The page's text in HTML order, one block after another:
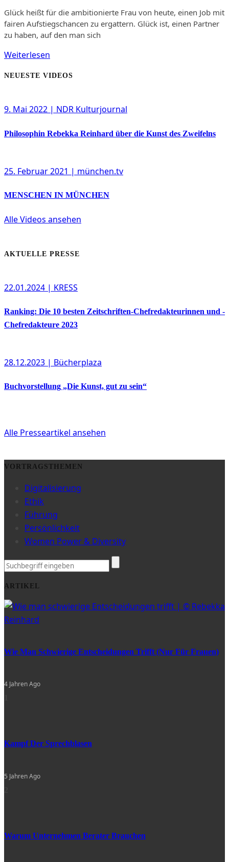
Glück heißt für die ambitionierte Frau von heute, einen Job mit
fairen Aufstiegschancen zu ergattern. Glück ist, einen Partner
zu haben, auf den man sich
Weiterlesen
NEUESTE VIDEOS
9. Mai 2022 | NDR Kulturjournal
Philosophin Rebekka Reinhard über die Kunst des Zweifelns
25. Februar 2021 | münchen.tv
MENSCHEN IN MÜNCHEN
Alle Videos ansehen
AKTUELLE PRESSE
22.01.2024 | KRESS
Ranking: Die 10 besten Zeitschriften-Chefredakteurinnen und -
Chefredakteure 2023
28.12.2023 | Bücherplaza
Buchvorstellung „Die Kunst, gut zu sein“
Alle Presseartikel ansehen
VORTRAGSTHEMEN
Digitalisierung
Ethik
Führung
Persönlichkeit
Women Power & Diversity
ARTIKEL
Wie Man Schwierige Entscheidungen Trifft (nur Für Frauen)
4 Jahren Ago
Kampf Der Sprechblasen
5 Jahren Ago
Warum Unternehmen Berater Brauchen